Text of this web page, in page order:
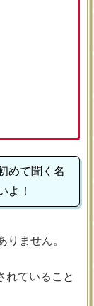
めて聞く名
よ！
ません。
れていること